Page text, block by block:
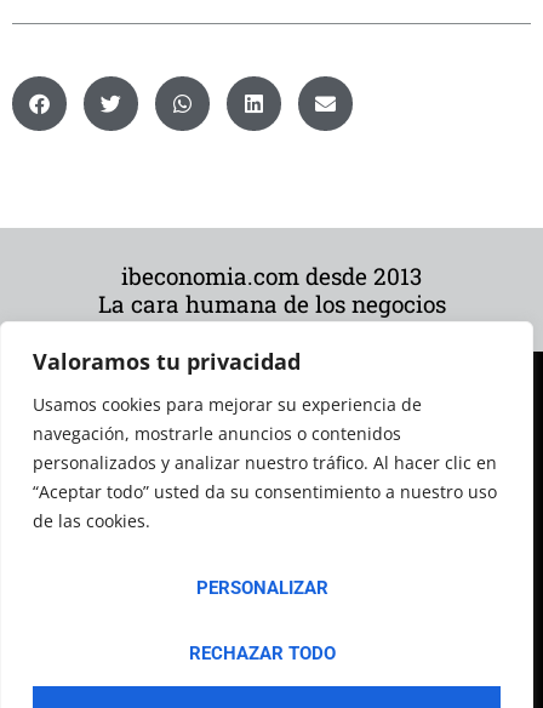
Valoramos tu privacidad
Usamos cookies para mejorar su experiencia de
navegación, mostrarle anuncios o contenidos
personalizados y analizar nuestro tráfico. Al hacer clic en
“Aceptar todo” usted da su consentimiento a nuestro uso
de las cookies.
PERSONALIZAR
RECHAZAR TODO
ibeconomia.com desde 2013
La cara humana de los negocios